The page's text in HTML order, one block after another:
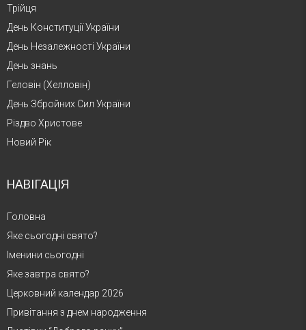
Трійця
День Конституції України
День Незалежності України
День знань
Геловін (Хелловін)
День Збройних Сил України
Різдво Христове
Новий Рік
НАВІГАЦІЯ
Головна
Яке сьогодні свято?
Іменини сьогодні
Яке завтра свято?
Церковний календар 2026
Привітання з днем народження